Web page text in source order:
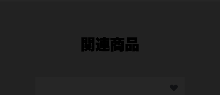
関連商品